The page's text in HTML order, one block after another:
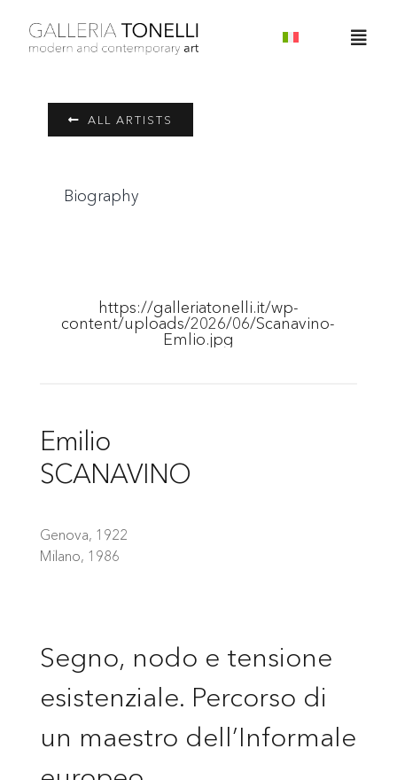
Home
News
ALL ARTISTS
Biography
https://galleriatonelli.it/wp-
content/uploads/2026/06/Scanavino-
Emlio.jpg
Emilio
SCANAVINO
Genova, 1922
Milano, 1986
Segno, nodo e tensione
esistenziale. Percorso di
un maestro dell’Informale